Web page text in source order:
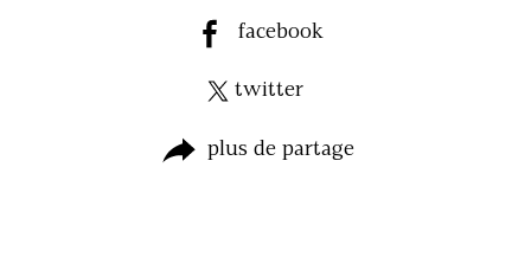
facebook
twitter
plus de partage